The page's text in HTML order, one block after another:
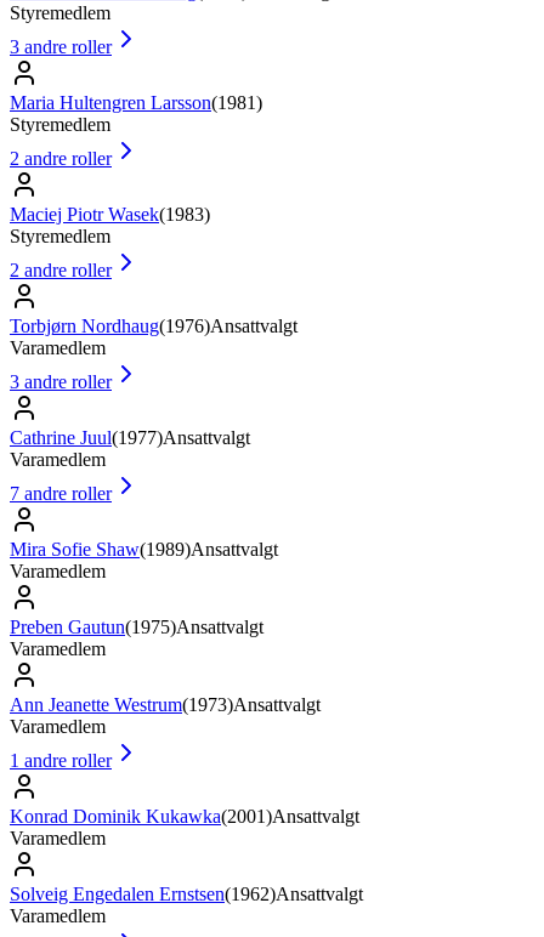
Styremedlem
3 andre roller
Maria Hultengren Larsson(1981)
Styremedlem
2 andre roller
Maciej Piotr Wasek(1983)
Styremedlem
2 andre roller
Torbjørn Nordhaug(1976)Ansattvalgt
Varamedlem
3 andre roller
Cathrine Juul(1977)Ansattvalgt
Varamedlem
7 andre roller
Mira Sofie Shaw(1989)Ansattvalgt
Varamedlem
Preben Gautun(1975)Ansattvalgt
Varamedlem
Ann Jeanette Westrum(1973)Ansattvalgt
Varamedlem
1 andre roller
Konrad Dominik Kukawka(2001)Ansattvalgt
Varamedlem
Solveig Engedalen Ernstsen(1962)Ansattvalgt
Varamedlem